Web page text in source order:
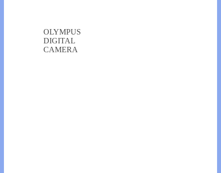
OLYMPUS
DIGITAL
CAMERA